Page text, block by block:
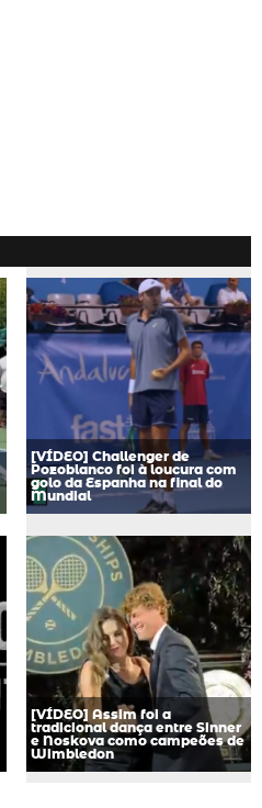
[VÍDEO] Challenger de
Pozoblanco foi à loucura com
golo da Espanha na final do
Mundial
[VÍDEO] Assim foi a
tradicional dança entre Sinner
e Noskova como campeões de
Wimbledon